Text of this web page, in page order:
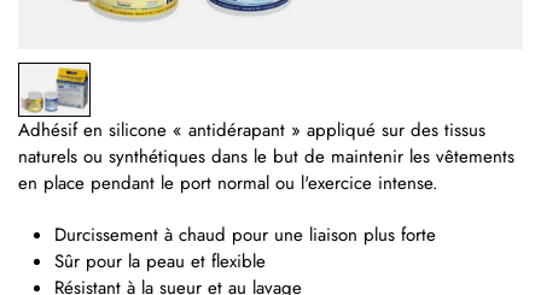
Adhésif en silicone « antidérapant » appliqué sur des tissus
naturels ou synthétiques dans le but de maintenir les vêtements
en place pendant le port normal ou l'exercice intense.
Durcissement à chaud pour une liaison plus forte
Sûr pour la peau et flexible
Résistant à la sueur et au lavage